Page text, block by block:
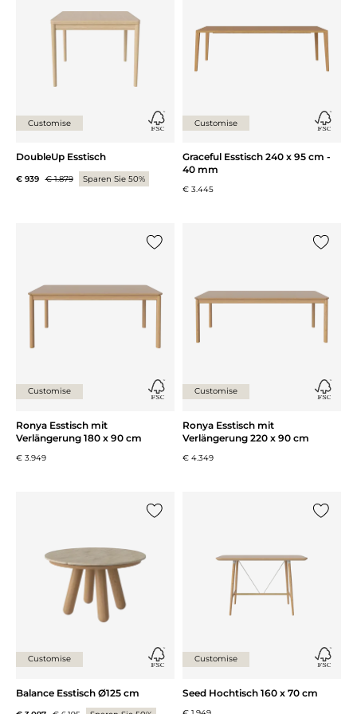
Customise
DoubleUp Esstisch
€ 939 € 1.879 Sparen Sie 50%
Customise
Graceful Esstisch 240 x 95 cm -
40 mm
€ 3.445
Customise
Ronya Esstisch mit
Verlängerung 180 x 90 cm
€ 3.949
Customise
Ronya Esstisch mit
Verlängerung 220 x 90 cm
€ 4.349
Customise
Balance Esstisch Ø125 cm
Customise
Seed Hochtisch 160 x 70 cm